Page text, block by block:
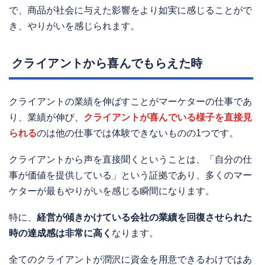
で、商品が社会に与えた影響をより如実に感じることがで
き、やりがいを感じられます。
クライアントから喜んでもらえた時
クライアントの業績を伸ばすことがマーケターの仕事であ
り、業績が伸び、 クライアントが喜んでいる様子を直接見
られるのは他の仕事では体験できないものの1つです。
クライアントから声を直接聞くということは、「自分の仕
事が価値を提供している」という証拠であり、多くのマー
ケターが最もやりがいを感じる瞬間になります。
特に、 経営が傾きかけている会社の業績を回復させられた
時の達成感は非常に高く なります。
全てのクライアントが潤沢に資金を用意できるわけではあ